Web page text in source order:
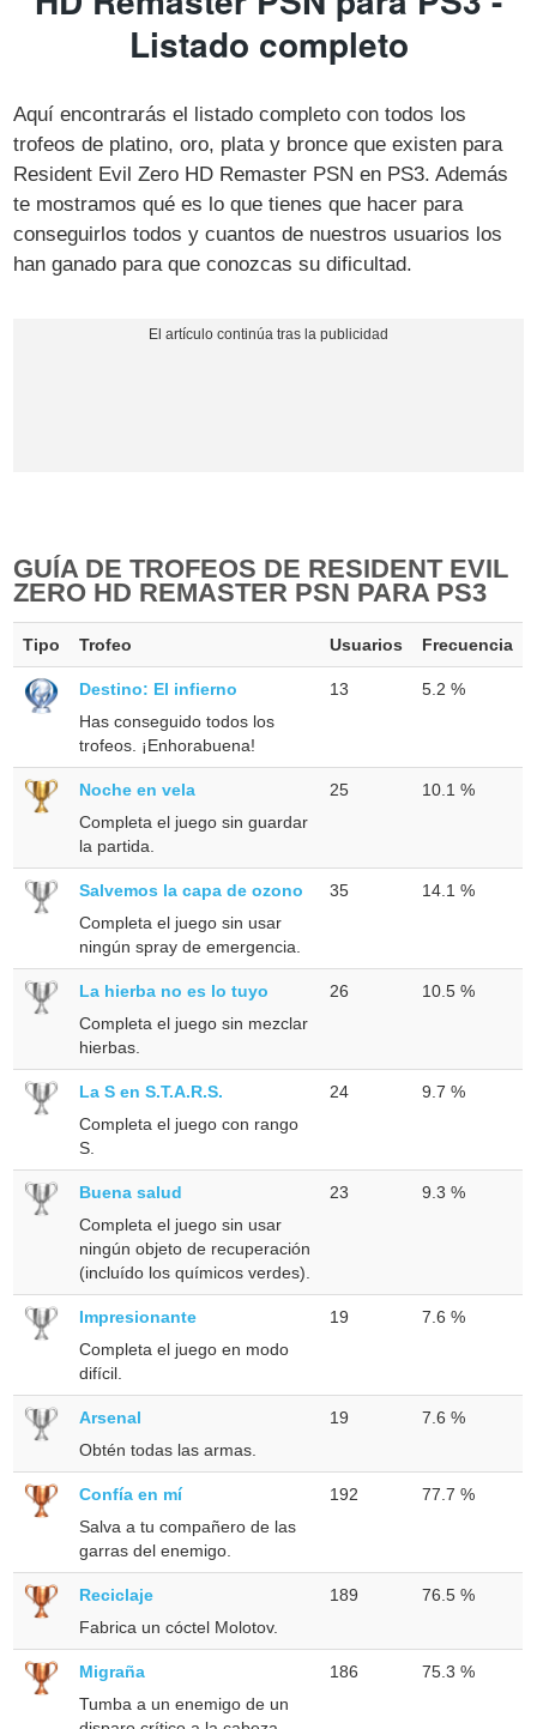
Listado completo
Aquí encontrarás el listado completo con todos los
trofeos de platino, oro, plata y bronce que existen para
Resident Evil Zero HD Remaster PSN en PS3. Además
te mostramos qué es lo que tienes que hacer para
conseguirlos todos y cuantos de nuestros usuarios los
han ganado para que conozcas su dificultad.
GUÍA DE TROFEOS DE RESIDENT EVIL
ZERO HD REMASTER PSN PARA PS3
Tipo Trofeo Usuarios Frecuencia
Destino: El infierno
Has conseguido todos los
trofeos. ¡Enhorabuena!
13 5.2 %
Noche en vela
Completa el juego sin guardar
la partida.
25 10.1 %
Salvemos la capa de ozono
Completa el juego sin usar
ningún spray de emergencia.
35 14.1 %
La hierba no es lo tuyo
Completa el juego sin mezclar
hierbas.
26 10.5 %
La S en S.T.A.R.S.
Completa el juego con rango
S.
24 9.7 %
Buena salud
Completa el juego sin usar
ningún objeto de recuperación
(incluído los químicos verdes).
23 9.3 %
Impresionante
Completa el juego en modo
difícil.
19 7.6 %
Arsenal
Obtén todas las armas.
19 7.6 %
Confía en mí
Salva a tu compañero de las
garras del enemigo.
192 77.7 %
Reciclaje
Fabrica un cóctel Molotov.
189 76.5 %
Migraña
Tumba a un enemigo de un
186 75.3 %